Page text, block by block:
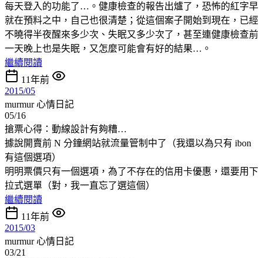
每天登入的功能了…。健康檢查的報告出爐了，恐怖的紅字早
就在預料之中，自己也很清楚；從這個案子開始到現在，已經
不曉得半夜醒來多少次、失眠又多少次了，甚至連健康檢查前
一天晚上也是失眠，又怎麼可能會有好的結果…。
繼續閱讀
11年前
2015/05
murmur心情日記
05/16
搶票心得：動線設計有夠糟…
據說開賣前 N 分鐘網站就流量管制中了（我還以為只有 ibon
有這個選項）
明明票價只有一個選項，為了不存在的信用卡優惠，還要用下
拉式選單（對，我一直忘了選這個）
繼續閱讀
11年前
2015/03
murmur心情日記
03/21